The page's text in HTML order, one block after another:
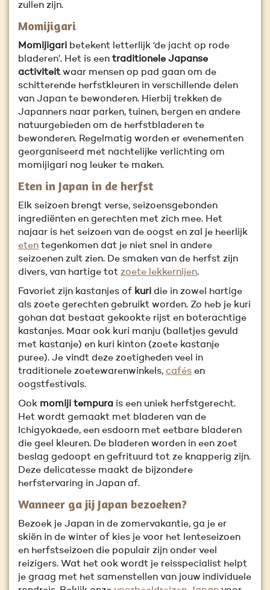
zullen zijn.
Momijigari
Momijigari betekent letterlijk ‘de jacht op rode
bladeren’. Het is een traditionele Japanse
activiteit waar mensen op pad gaan om de
schitterende herfstkleuren in verschillende delen
van Japan te bewonderen. Hierbij trekken de
Japanners naar parken, tuinen, bergen en andere
natuurgebieden om de herfstbladeren te
bewonderen. Regelmatig worden er evenementen
georganiseerd met nachtelijke verlichting om
momijigari nog leuker te maken.
Eten in Japan in de herfst
Elk seizoen brengt verse, seizoensgebonden
ingrediënten en gerechten met zich mee. Het
najaar is het seizoen van de oogst en zal je heerlijk
eten tegenkomen dat je niet snel in andere
seizoenen zult zien. De smaken van de herfst zijn
divers, van hartige tot zoete lekkernijen.
Favoriet zijn kastanjes of kuri die in zowel hartige
als zoete gerechten gebruikt worden. Zo heb je kuri
gohan dat bestaat gekookte rijst en boterachtige
kastanjes. Maar ook kuri manju (balletjes gevuld
met kastanje) en kuri kinton (zoete kastanje
puree). Je vindt deze zoetigheden veel in
traditionele zoetewarenwinkels, cafés en
oogstfestivals.
Ook momiji tempura is een uniek herfstgerecht.
Het wordt gemaakt met bladeren van de
Ichigyokaede, een esdoorn met eetbare bladeren
die geel kleuren. De bladeren worden in een zoet
beslag gedoopt en gefrituurd tot ze knapperig zijn.
Deze delicatesse maakt de bijzondere
herfstervaring in Japan af.
Wanneer ga jij Japan bezoeken?
Bezoek je Japan in de zomervakantie, ga je er
skiën in de winter of kies je voor het lenteseizoen
en herfstseizoen die populair zijn onder veel
reizigers. Wat het ook wordt je reisspecialist helpt
je graag met het samenstellen van jouw individuele